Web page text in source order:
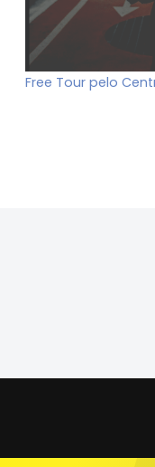
Free Tour pelo